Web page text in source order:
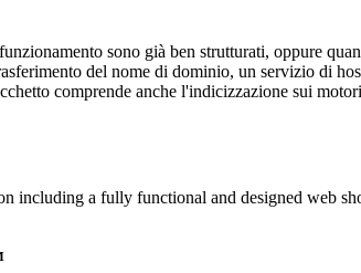
sono già ben strutturati, oppure
del nome di dominio, un servizio di
comprende anche l'indicizzazione sui
including a fully functional and designed web